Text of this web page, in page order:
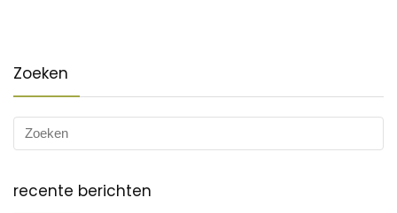
Zoeken
recente berichten